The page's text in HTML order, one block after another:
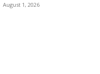
August 1, 2026